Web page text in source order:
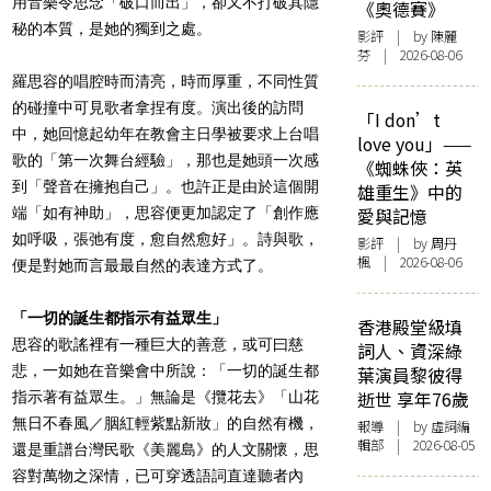
秘的本質，是她的獨到之處。
羅思容的唱腔時而清亮，時而厚重，不同性質
的碰撞中可見歌者拿捏有度。演出後的訪問
中，她回憶起幼年在教會主日學被要求上台唱
歌的「第一次舞台經驗」，那也是她頭一次感
到「聲音在擁抱自己」。也許正是由於這個開
端「如有神助」，思容便更加認定了「創作應
如呼吸，張弛有度，愈自然愈好」。詩與歌，
便是對她而言最最自然的表達方式了。
「一切的誕生都指示有益眾生」
思容的歌謠裡有一種巨大的善意，或可曰慈
悲，一如她在音樂會中所說：「一切的誕生都
指示著有益眾生。」無論是《攬花去》「山花
無日不春風／胭紅輕紫點新妝」的自然有機，
還是重譜台灣民歌《美麗島》的人文關懷，思
容對萬物之深情，已可穿透語詞直達聽者內
《奧德賽》
影評 | by 陳麗
芬 | 2026-08-06
「I don’t
love you」——
《蜘蛛俠：英
雄重生》中的
愛與記憶
影評 | by周丹
楓 | 2026-08-06
香港殿堂級填
詞人、資深綠
葉演員黎彼得
逝世 享年76歲
報導 | by 虛詞編
輯部 | 2026-08-05